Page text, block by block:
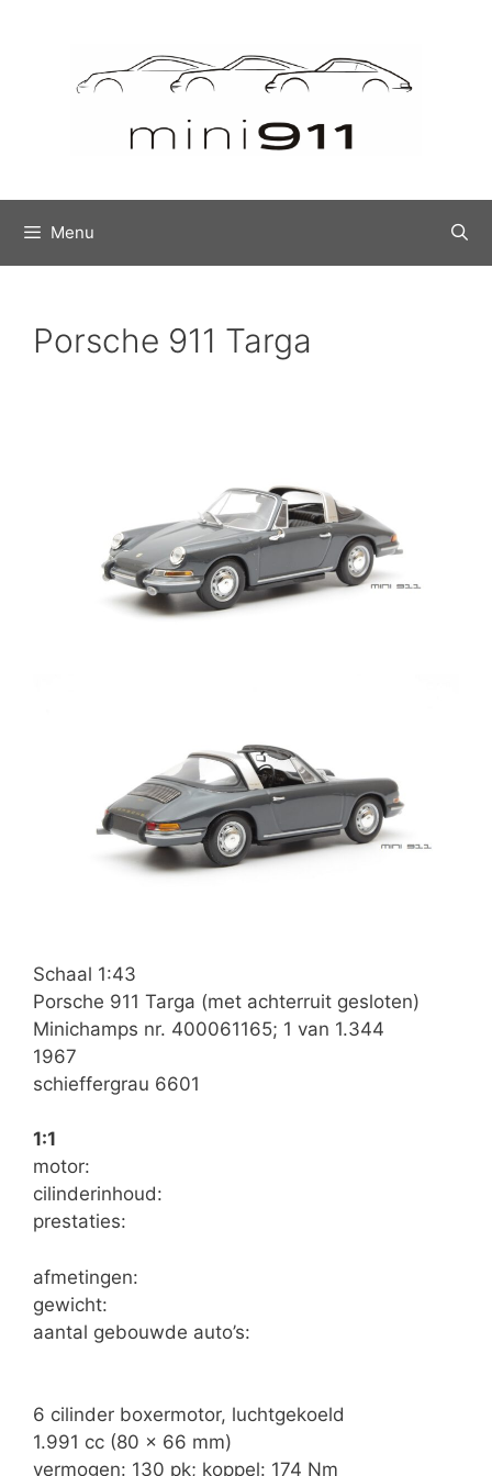
Menu
Porsche 911 Targa
Schaal 1:43
Porsche 911 Targa (met achterruit gesloten)
Minichamps nr. 400061165; 1 van 1.344
1967
schieffergrau 6601
1:1
motor:
cilinderinhoud:
prestaties:
afmetingen:
gewicht:
aantal gebouwde auto’s:
6 cilinder boxermotor, luchtgekoeld
1.991 cc (80 x 66 mm)
vermogen: 130 pk; koppel: 174 Nm